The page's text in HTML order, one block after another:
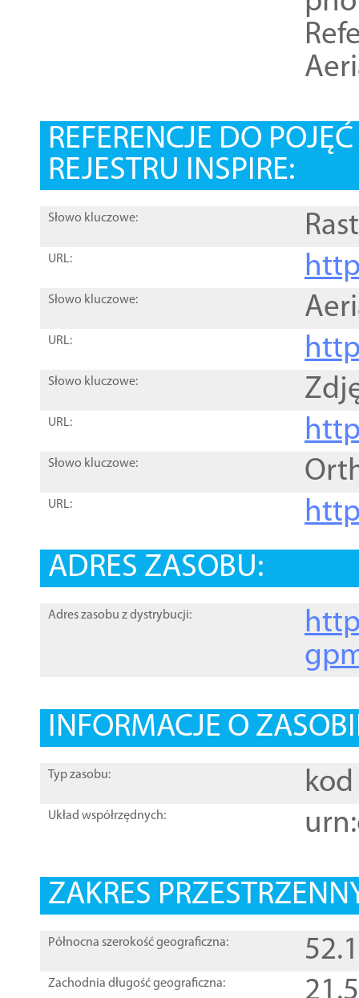
REFERENCJE DO
REJESTRU INSPIRE:
Słowo kluczowe:
URL:
Słowo kluczowe:
URL:
Słowo kluczowe:
URL:
Słowo kluczowe:
URL:
ADRES ZASOBU:
Adres zasobu z dystrybucji:
INFORMACJE O
Typ zasobu: kod
Układ współrzędnych:
ZAKRES
Północna szerokość geograficzna:
Zachodnia długość geograficzna: